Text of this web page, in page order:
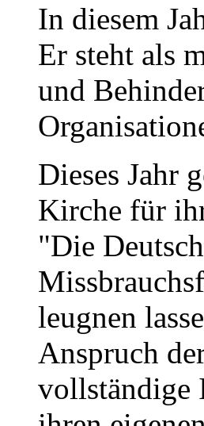
In diesem
Er steht als
und
Dieses Jahr
Kirche für
"Die
leugnen
Anspruch
vollständige